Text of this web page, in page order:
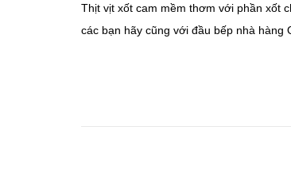
Thịt vịt xốt cam mềm thơm với phần xốt
các bạn hãy cũng với đầu bếp nhà